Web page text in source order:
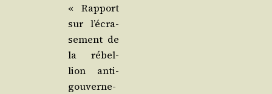
« Rap­port
sur l’é­cra­
se­ment de
la rébel­
lion anti­
gou­ver­ne­